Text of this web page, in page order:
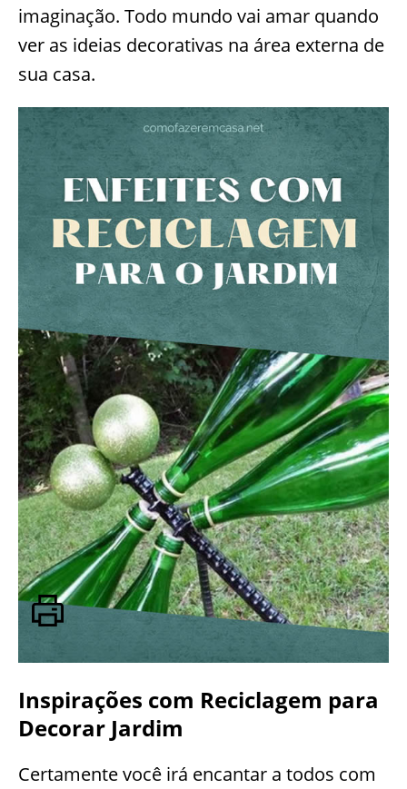
imaginação. Todo mundo vai amar quando
ver as ideias decorativas na área externa de
sua casa.
Inspirações com Reciclagem para
Decorar Jardim
Certamente você irá encantar a todos com